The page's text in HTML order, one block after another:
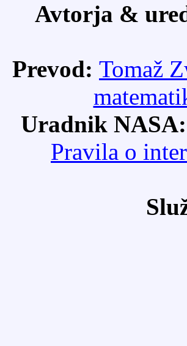
Avtorja &
Prevod: Tomaž
Uradnik NASA:
Pravila o